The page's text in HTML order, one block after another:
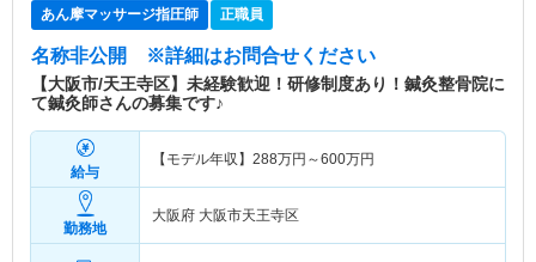
あん摩マッサージ指圧師 正職員
名称非公開 ※詳細はお問合せください
【大阪市/天王寺区】未経験歓迎！研修制度あり！鍼灸整骨院に
て鍼灸師さんの募集です♪
給与
【モデル年収】 288万円～600万円
勤務地
大阪府 大阪市天王寺区